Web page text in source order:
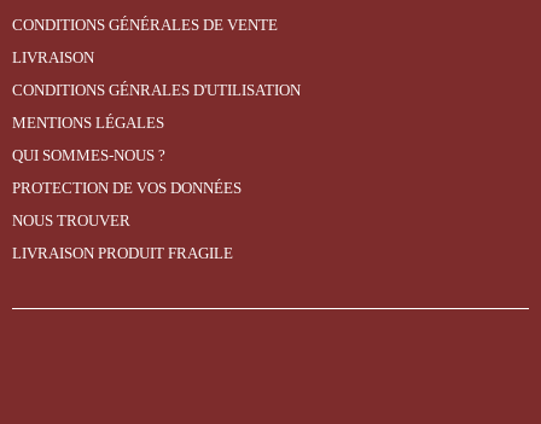
CONDITIONS GÉNÉRALES DE VENTE
LIVRAISON
CONDITIONS GÉNRALES D'UTILISATION
MENTIONS LÉGALES
QUI SOMMES-NOUS ?
PROTECTION DE VOS DONNÉES
NOUS TROUVER
LIVRAISON PRODUIT FRAGILE